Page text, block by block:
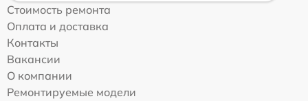
Стоимость ремонта
Оплата и доставка
Контакты
Вакансии
О компании
Ремонтируемые модели